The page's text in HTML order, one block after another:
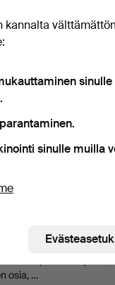
osia, …
kannalta
sinulle muilla